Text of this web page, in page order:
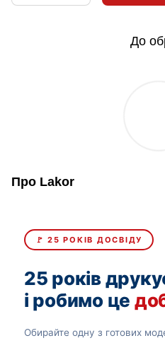
До
Про Lakor
🚩 25 РОКІВ ДОСВІДУ
25 років
і робимо це
Обирайте одну з готових